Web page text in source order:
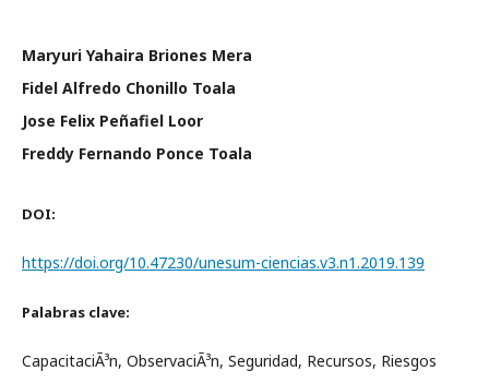
Maryuri Yahaira Briones Mera
Fidel Alfredo Chonillo Toala
Jose Felix Peñafiel Loor
Freddy Fernando Ponce Toala
DOI:
https://doi.org/10.47230/unesum-ciencias.v3.n1.2019.139
Palabras clave:
CapacitaciÃ³n, ObservaciÃ³n, Seguridad, Recursos, Riesgos